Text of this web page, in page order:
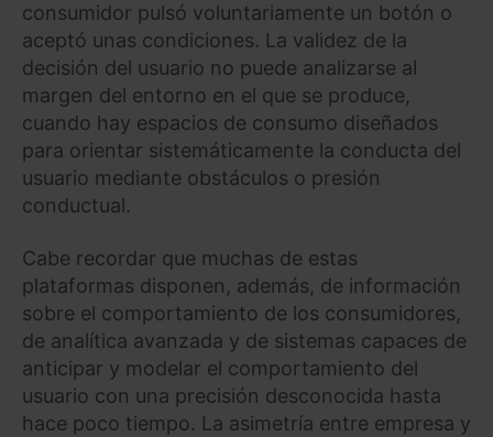
consumidor pulsó voluntariamente un botón o
aceptó unas condiciones. La validez de la
decisión del usuario no puede analizarse al
margen del entorno en el que se produce,
cuando hay espacios de consumo diseñados
para orientar sistemáticamente la conducta del
usuario mediante obstáculos o presión
conductual.
Cabe recordar que muchas de estas
plataformas disponen, además, de información
sobre el comportamiento de los consumidores,
de analítica avanzada y de sistemas capaces de
anticipar y modelar el comportamiento del
usuario con una precisión desconocida hasta
hace poco tiempo. La asimetría entre empresa y